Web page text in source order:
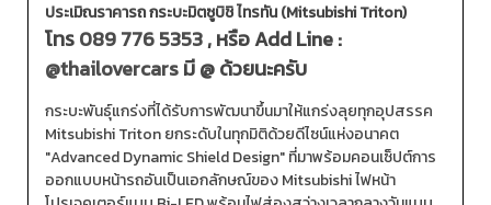
ประเมิณราคารถ กระบะมิตซูบิชิ ไทรทัน (Mitsubishi Triton)
โทร089 776 5353, หรือ Add Line :
@thailovercarsมี @ ด้วยนะครับ
กระบะพันธุ์แกร่งที่ได้รับการพัฒนาขึ้นมาให้แกร่งลุยทุกอุปสรรค
Mitsubishi Triton ยกระดับในทุกมิติด้วยดีไซน์แห่งอนาคต
"Advanced Dynamic Shield Design" ที่มาพร้อมคอนเซ็ปต์การ
ออกแบบหน้ารถอันเป็นเอกลักษณ์ของ Mitsubishi ไฟหน้า